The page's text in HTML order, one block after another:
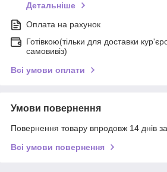
Детальніше
Оплата на рахунок
Готівкою(тільки для доставки
самовивіз)
Всі умови оплати
Умови повернення
Повернення товару впродовж 14 днів
Всі умови повернення